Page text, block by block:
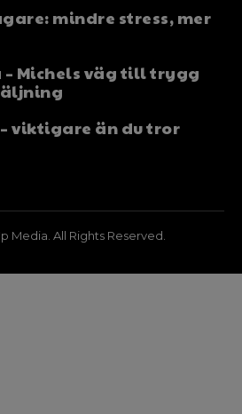
mindre stress, mer
Michels väg till trygg
viktigare än du tror
Media. All Rights Reserved.